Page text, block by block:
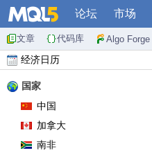
论坛 市场
文章 代码库 Algo Forge
经济日历
国家
中国
加拿大
南非